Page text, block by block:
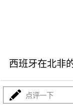
西班牙在北非
点评一下